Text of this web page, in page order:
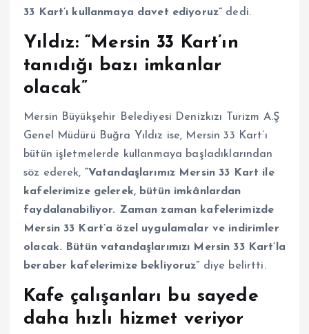
33 Kart’ı kullanmaya davet ediyoruz” dedi.
Yıldız: “Mersin 33 Kart’ın
tanıdığı bazı imkanlar
olacak”
Mersin Büyükşehir Belediyesi Denizkızı Turizm A.Ş
Genel Müdürü Buğra Yıldız ise, Mersin 33 Kart’ı
bütün işletmelerde kullanmaya başladıklarından
söz ederek, “Vatandaşlarımız Mersin 33 Kart ile
kafelerimize gelerek, bütün imkânlardan
faydalanabiliyor. Zaman zaman kafelerimizde
Mersin 33 Kart’a özel uygulamalar ve indirimler
olacak. Bütün vatandaşlarımızı Mersin 33 Kart’la
beraber kafelerimize bekliyoruz” diye belirtti.
Kafe çalışanları bu sayede
daha hızlı hizmet veriyor